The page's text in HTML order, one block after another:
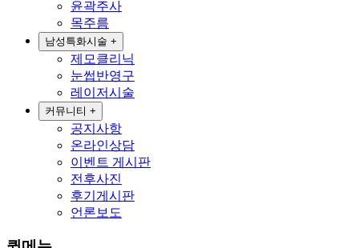
윤곽주사
목주름
남성특화시술 +
제모클리닉
눈썹반영구
레이저시술
커뮤니티 +
공지사항
온라인상담
이벤트 게시판
전후사진
후기게시판
언론보도